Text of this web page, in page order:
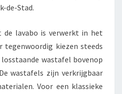
de-Stad.
de lavabo is verwerkt in het
tegenwoordig kiezen steeds
wastafel bovenop
wastafels zijn verkrijgbaar
Voor een klassieke